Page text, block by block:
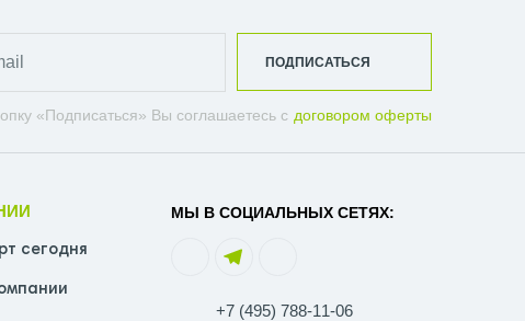
«Подписаться» Вы соглашаетесь с договором оферты
ПОДПИСАТЬСЯ
сегодня
МЫ В СОЦИАЛЬНЫХ СЕТЯХ:
+7 (495) 788-11-06